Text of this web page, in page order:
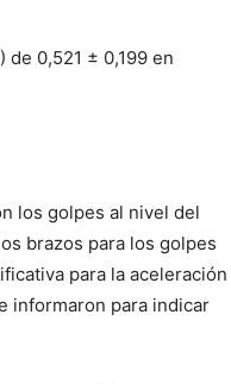
0,521 ± 0,199 en
los golpes al nivel del
brazos para los golpes
para la aceleración
informaron para indicar